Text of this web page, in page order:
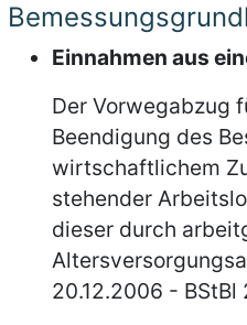
Einnahmen aus
Der Vorwegabzug
Beendigung des
wirtschaftlichem
stehender
dieser durch
20.12.2006 - BStBl